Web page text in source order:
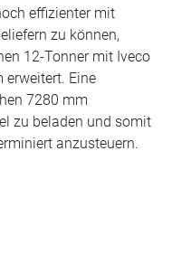
effizienter mit
zu können,
12-Tonner mit Iveco
Eine
7280 mm
zu beladen und somit
anzusteuern.